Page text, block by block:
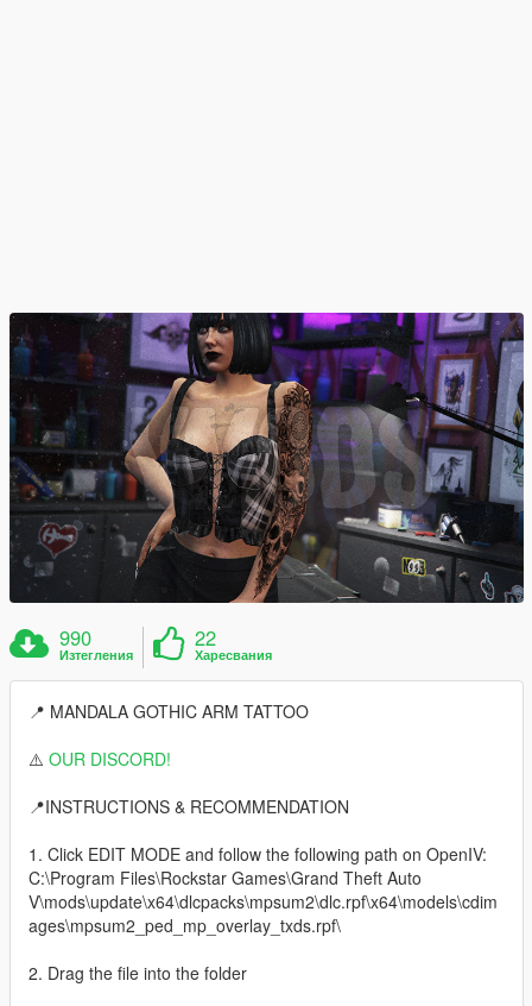
990
Изтегления
22
Харесвания
📍 MANDALA GOTHIC ARM TATTOO
⚠️ OUR DISCORD!
📍INSTRUCTIONS & RECOMMENDATION
1. Click EDIT MODE and follow the following path on OpenIV:
C:\Program Files\Rockstar Games\Grand Theft Auto
V\mods\update\x64\dlcpacks\mpsum2\dlc.rpf\x64\models\cdim
ages\mpsum2_ped_mp_overlay_txds.rpf\
2. Drag the file into the folder